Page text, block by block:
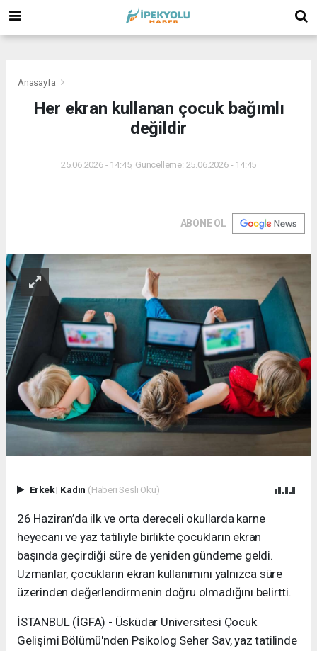
Anasayfa
Her ekran kullanan çocuk bağımlı
değildir
25.06.2026 - 14:45, Güncelleme: 25.06.2026 - 14:45
ABONE OL
Erkek| Kadın (Haberi Sesli Oku)
26 Haziran’da ilk ve orta dereceli okullarda karne
heyecanı ve yaz tatiliyle birlikte çocukların ekran
başında geçirdiği süre de yeniden gündeme geldi.
Uzmanlar, çocukların ekran kullanımını yalnızca süre
üzerinden değerlendirmenin doğru olmadığını belirtti.
İSTANBUL (İGFA) - Üsküdar Üniversitesi Çocuk
Gelişimi Bölümü'nden Psikolog Seher Sav, yaz tatilinde